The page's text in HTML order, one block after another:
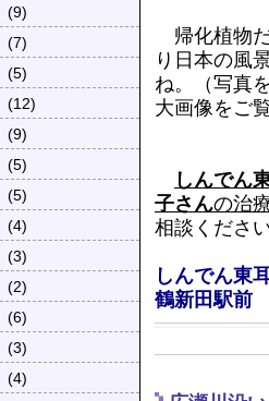
(9)
(7)
(5)
(12)
(9)
(5)
(5)
(4)
(3)
(2)
(6)
(3)
(4)
帰化植物
り日本の風
ね。（写真
大画像をご
しんでん
子さんの治
相談くださ
しんでん東
鶴新田駅前